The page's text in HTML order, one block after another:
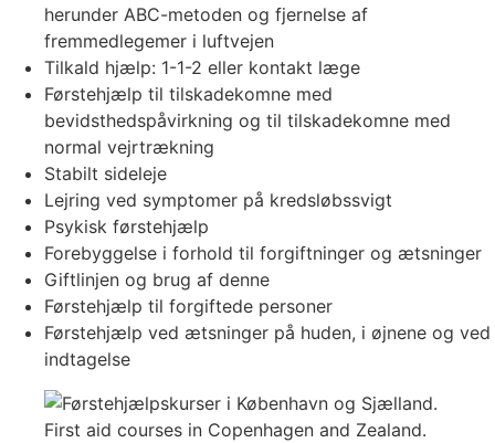
herunder ABC-metoden og fjernelse af
fremmedlegemer i luftvejen
Tilkald hjælp: 1-1-2 eller kontakt læge
Førstehjælp til tilskadekomne med
bevidsthedspåvirkning og til tilskadekomne med
normal vejrtrækning
Stabilt sideleje
Lejring ved symptomer på kredsløbssvigt
Psykisk førstehjælp
Forebyggelse i forhold til forgiftninger og ætsninger
Giftlinjen og brug af denne
Førstehjælp til forgiftede personer
Førstehjælp ved ætsninger på huden, i øjnene og ved
indtagelse